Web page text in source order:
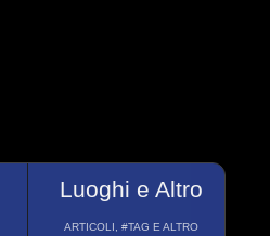
Luoghi e Altro
ARTICOLI, #TAG E ALTRO